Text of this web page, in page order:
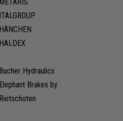
METARIS
ITALGROUP
HÄNCHEN
HALDEX
Bucher Hydraulics
Elephant Brakes by
Rietschoten